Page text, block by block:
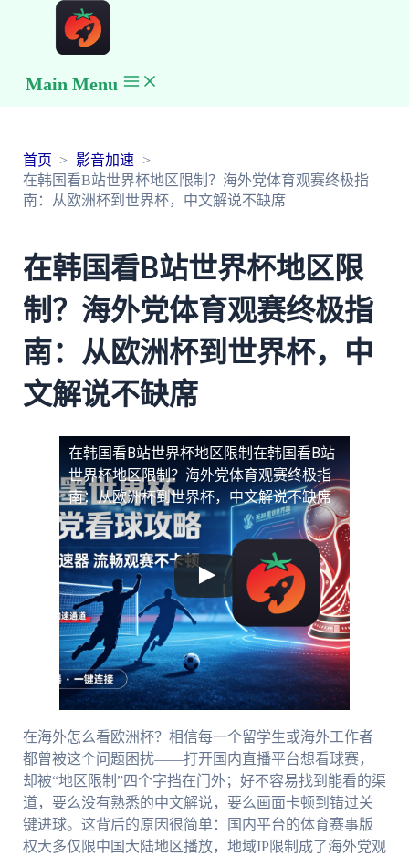
Main Menu
首页
影音加速
在韩国看B站世界杯地区限制？海外党体育观赛终极指
南：从欧洲杯到世界杯，中文解说不缺席
在韩国看B站世界杯地区限
制？海外党体育观赛终极指
南：从欧洲杯到世界杯，中
文解说不缺席
在韩国看B站世界杯地区限制 在韩国看B站
世界杯地区限制？海外党体育观赛终极指
南：从欧洲杯到世界杯，中文解说不缺席
在海外怎么看欧洲杯？相信每一个留学生或海外工作者
都曾被这个问题困扰——打开国内直播平台想看球赛，
却被“地区限制”四个字挡在门外；好不容易找到能看的渠
道，要么没有熟悉的中文解说，要么画面卡顿到错过关
键进球。这背后的原因很简单：国内平台的体育赛事版
权大多仅限中国大陆地区播放，地域IP限制成了海外党观